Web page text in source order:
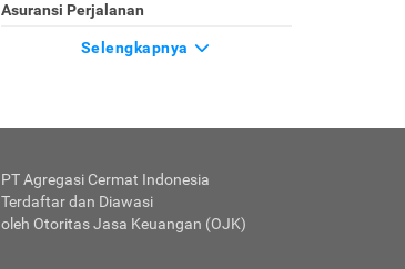
Asuransi Perjalanan
Selengkapnya
PT Agregasi Cermat Indonesia
Terdaftar dan Diawasi
oleh Otoritas Jasa Keuangan (OJK)